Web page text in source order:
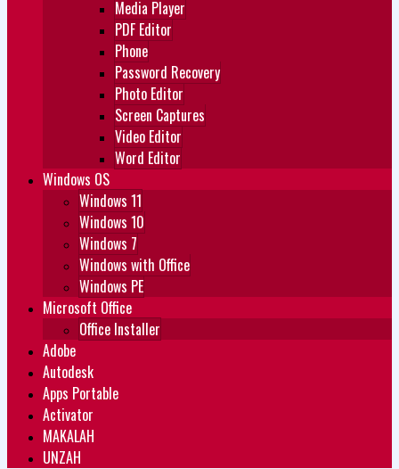
Media Player
PDF Editor
Phone
Password Recovery
Photo Editor
Screen Captures
Video Editor
Word Editor
Windows OS
Windows 11
Windows 10
Windows 7
Windows with Office
Windows PE
Microsoft Office
Office Installer
Adobe
Autodesk
Apps Portable
Activator
MAKALAH
UNZAH